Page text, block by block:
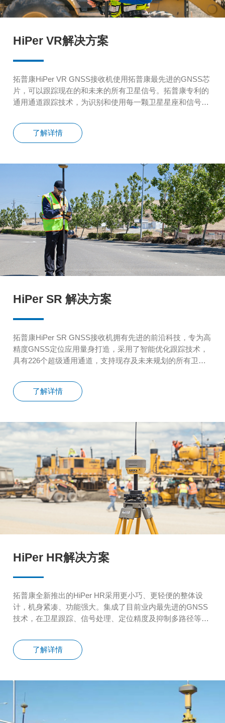
HiPer VR解决方案
拓普康HiPer VR GNSS接收机使用拓普康最先进的GNSS芯
片，可以跟踪现在的和未来的所有卫星信号。拓普康专利的
通用通道跟踪技术，为识别和使用每一颗卫星星座和信号提
的任何信号，从而在减少通道数量的情况下达到最大性能，
为用户节省成本。
了解详情
HiPer SR 解决方案
拓普康HiPer SR GNSS接收机拥有先进的前沿科技，专为高
精度GNSS定位应用量身打造，采用了智能优化跟踪技术，
具有226个超级通用通道，支持现存及未来规划的所有卫星
了解详情
HiPer HR解决方案
拓普康全新推出的HiPer HR采用更小巧、更轻便的整体设
计，机身紧凑、功能强大。集成了目前业内最先进的GNSS
技术，在卫星跟踪、信号处理、定位精度及抑制多路径等方
的密封设计，专为适应野外各种恶劣条件下使用而设计，完
全满足野外各种复杂工作场景的应用需求。
了解详情